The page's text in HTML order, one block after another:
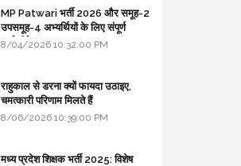
MP Patwari भर्ती 2026 और समूह-2
उपसमूह-4 अभ्यर्थियों के लिए संपूर्ण
मार्गदर्शिका
8/04/2026 10:32:00 PM
राहुकाल से डरना क्यों फायदा उठाइए,
चमत्कारी परिणाम मिलते हैं
8/06/2026 10:39:00 PM
मध्य प्रदेश शिक्षक भर्ती 2025: विशेष